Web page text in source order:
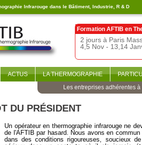
Infrarouge dans le Bâtiment, Industrie, R & D
Formation AFTIB en
2 jours à Paris
4,5 Nov - 13,14
ACTUS LA THERMOGRAPHIE
Les entreprises adhérentes à
DU PRÉSIDENT
Un opérateur en thermographie infrarouge ne
de l'AFTIB par hasard. Nous avons en commun
dans des conditions rigoureuses, soucieux